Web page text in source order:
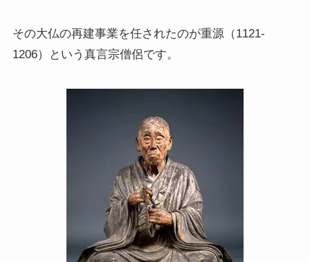
ドストエフスキー資料データベース
ドストエフスキー伝記
ドストエフスキー論
ドストエフスキーとキリスト教
ドストエフスキーとフロイトの父親殺し
その大仏の再建事業を任されたのが重源（1121-
1206）という真言宗僧侶です。